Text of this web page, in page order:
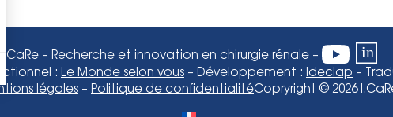
I.CaRe – Recherche et innovation en chirurgie rénale –
: Le Monde selon vous – Développement : Ideclap – T
légales – Politique de confidentialitéCopryright © 2026